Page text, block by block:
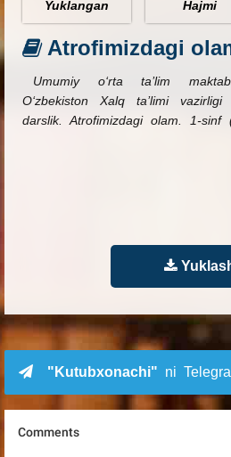
Yuklangan Hajmi
Atrofimizdagi
Umumiy o‘rta ta’lim
O‘zbekiston Xalq ta’limi vazirligi
darslik. Atrofimizdagi olam. 1-sinf
"Kutubxonachi" ni